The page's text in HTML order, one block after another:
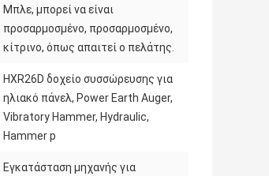
Μπλε, μπορεί να είναι
προσαρμοσμένο, προσαρμοσμένο,
κίτρινο, όπως απαιτεί ο πελάτης.
HXR26D δοχείο συσσώρευσης για
ηλιακό πάνελ, Power Earth Auger,
Vibratory Hammer, Hydraulic,
Hammer p
Εγκατάσταση μηχανής για